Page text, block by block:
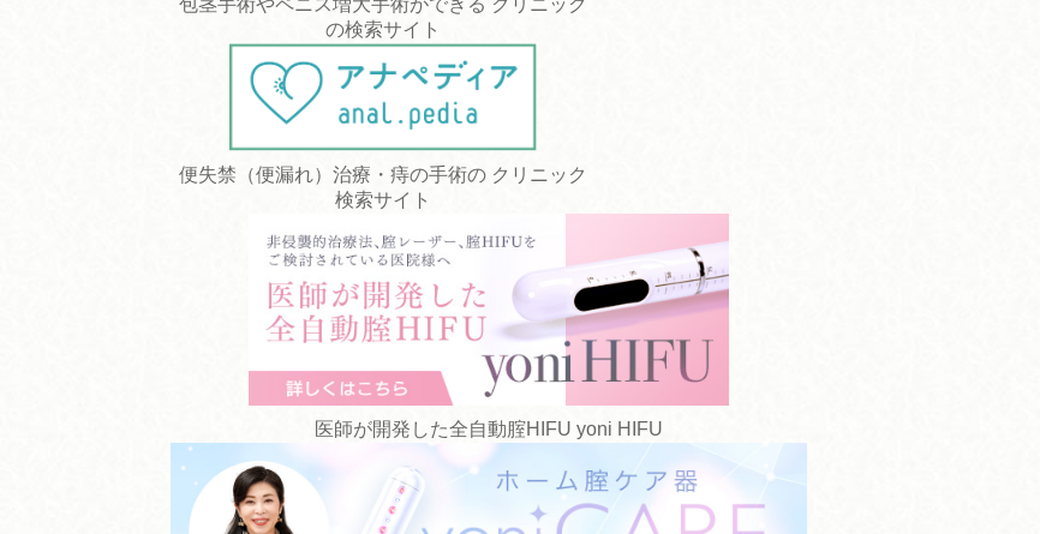
包茎手術やペニス増大手術ができる クリニック
の検索サイト
便失禁（便漏れ）治療・痔の手術の クリニック
検索サイト
医師が開発した全自動腟HIFU yoni HIFU